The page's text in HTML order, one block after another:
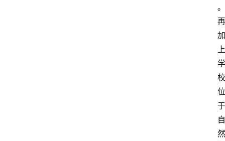
。
再
加
上
学
校
位
于
自
然